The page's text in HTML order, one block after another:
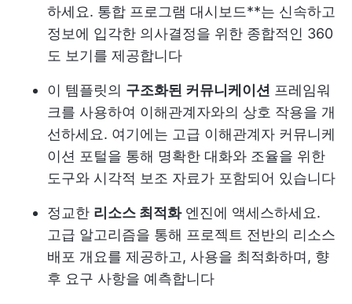
하세요. 통합 프로그램 대시보드**는 신속하고
정보에 입각한 의사결정을 위한 종합적인 360
도 보기를 제공합니다
이 템플릿의 구조화된 커뮤니케이션 프레임워
크를 사용하여 이해관계자와의 상호 작용을 개
선하세요. 여기에는 고급 이해관계자 커뮤니케
이션 포털을 통해 명확한 대화와 조율을 위한
도구와 시각적 보조 자료가 포함되어 있습니다
정교한 리소스 최적화엔진에 액세스하세요.
고급 알고리즘을 통해 프로젝트 전반의 리소스
배포 개요를 제공하고, 사용을 최적화하며, 향
후 요구 사항을 예측합니다